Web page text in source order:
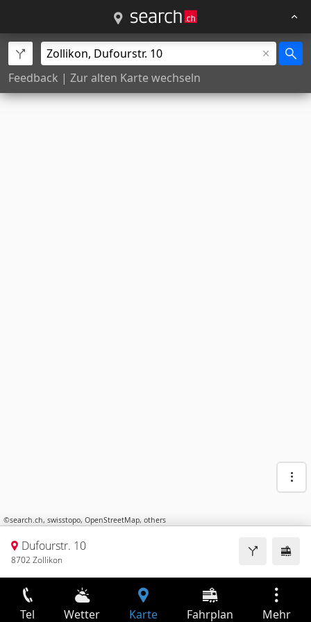
Feedback | Zur alten Karte wechseln
©search.ch, swisstopo, OpenStreetMap, others
Dufourstr. 10
8702 Zollikon
Tel Wetter Karte Fahrplan Mehr